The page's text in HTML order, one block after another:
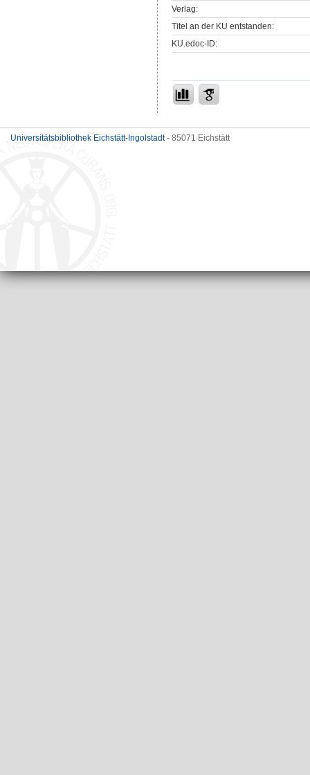
Verlag:
Titel an der KU entstanden:
KU.edoc-ID:
Universitätsbibliothek Eichstätt-Ingolstadt- 85071 Eichstätt